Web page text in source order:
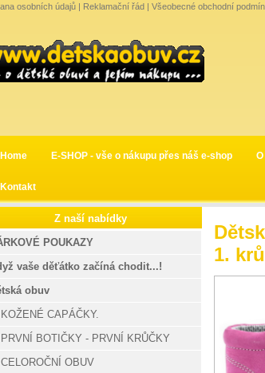
osobních údajů | Reklamační řád | Všeobecné obchodní
Home E-SHOP - vše o nákupu přes náš e-shop
Kontakt
1.
Z naší nabídky
POUKAZY
vaše děťátko začíná chodit...!
obuv
KOŽENÉ CAPÁČKY.
PRVNÍ BOTIČKY - PRVNÍ KRŮČKY
CELOROČNÍ OBUV